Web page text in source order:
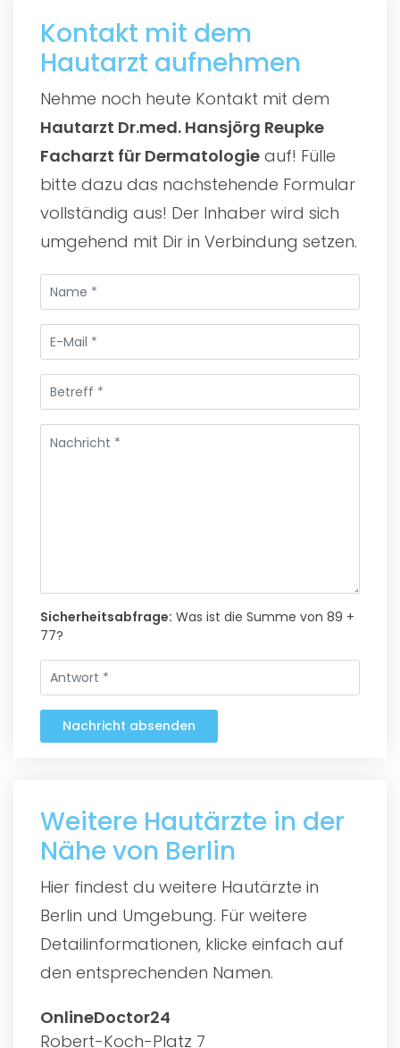
Kontakt mit dem
Hautarzt aufnehmen
Nehme noch heute Kontakt mit dem
Hautarzt Dr.med. Hansjörg Reupke
Facharzt für Dermatologie auf! Fülle
bitte dazu das nachstehende Formular
vollständig aus! Der Inhaber wird sich
umgehend mit Dir in Verbindung setzen.
Sicherheitsabfrage: Was ist die Summe von 89 +
77?
Nachricht absenden
Weitere Hautärzte in der
Nähe von Berlin
Hier findest du weitere Hautärzte in
Berlin und Umgebung. Für weitere
Detailinformationen, klicke einfach auf
den entsprechenden Namen.
OnlineDoctor24
Robert-Koch-Platz 7